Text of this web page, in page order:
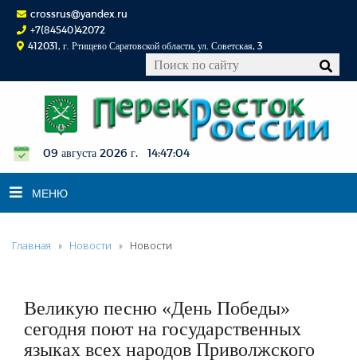
crossrus@yandex.ru
+7(84540)42072
412031, г. Ртищево Саратовской области, ул. Советская, 3
09 августа 2026 г. 14:47:04
МЕНЮ
НОВОСТИ
К СВЕДЕНИЮ
КОНКУРСЫ
ФОТОРЕПОРТАЖИ
Главная Новости Новости
Великую песню «День Победы»
сегодня поют на государственных
языках всех народов Приволжского